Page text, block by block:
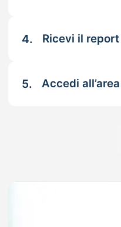
4. Ricevi il
5. Accedi